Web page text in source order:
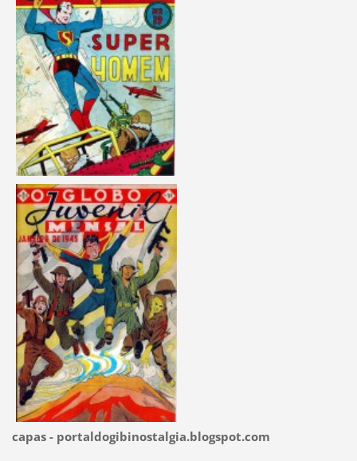
capas - portaldogibinostalgia.blogspot.com